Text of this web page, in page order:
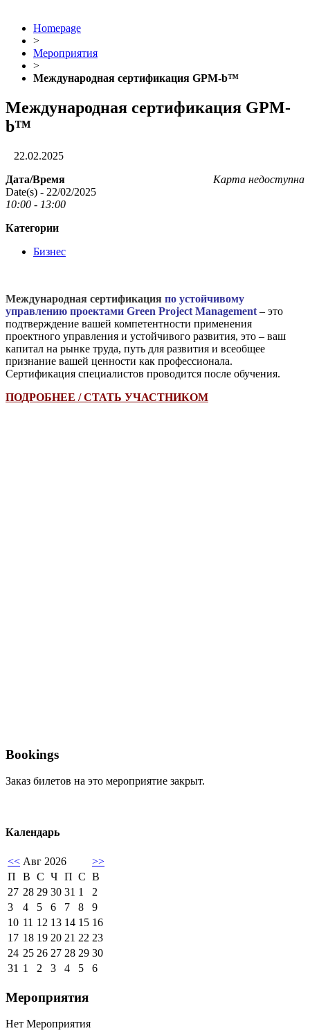
Homepage
>
Мероприятия
>
Международная сертификация GPM-b™
Международная сертификация GPM-
b™
22.02.2025
Карта недоступна
Дата/Время
Date(s) - 22/02/2025
10:00 - 13:00
Категории
Бизнес
Международная сертификация по устойчивому
управлению проектами Green Project Management – это
подтверждение вашей компетентности применения
проектного управления и устойчивого развития, это – ваш
капитал на рынке труда, путь для развития и всеобщее
признание вашей ценности как профессионала.
Сертификация специалистов проводится после обучения.
ПОДРОБНЕЕ / СТАТЬ УЧАСТНИКОМ
Bookings
Заказ билетов на это мероприятие закрыт.
Календарь
<< Авг 2026
>>
П
В С Ч П С В
27 28 29 30 31 1
2
3
4 5 6 7 8
9
10 11 12 13 14 15 16
17 18 19 20 21 22 23
24 25 26 27 28 29 30
31 1 2 3 4 5 6
Мероприятия
Нет Мероприятия